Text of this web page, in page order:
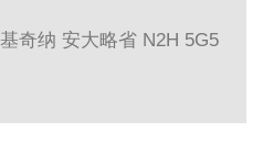
奇纳 安大略省 N2H 5G5